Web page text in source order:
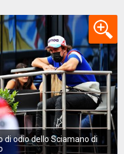
di odio dello Sciamano di